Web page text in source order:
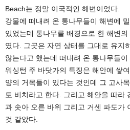
Beach는 정말 이국적인 해변이었다.
강물에 떠내려 온 통나무들이 해변에
있었는데 통나무를 배경으로 한 해변
였다. 그곳은 자연 상태를 그대로 유지
않는다고 했는데 떠내려 온 통나무들
워싱턴 주 바닷가의 특징은 해안에 쌓
양의 거목들이 있다는 것인데 그 고사
토 비치라고 한다. 그리고 해안을 따라
과 솟아 오른 바위 그리고 거센 파도가
것 같았다.